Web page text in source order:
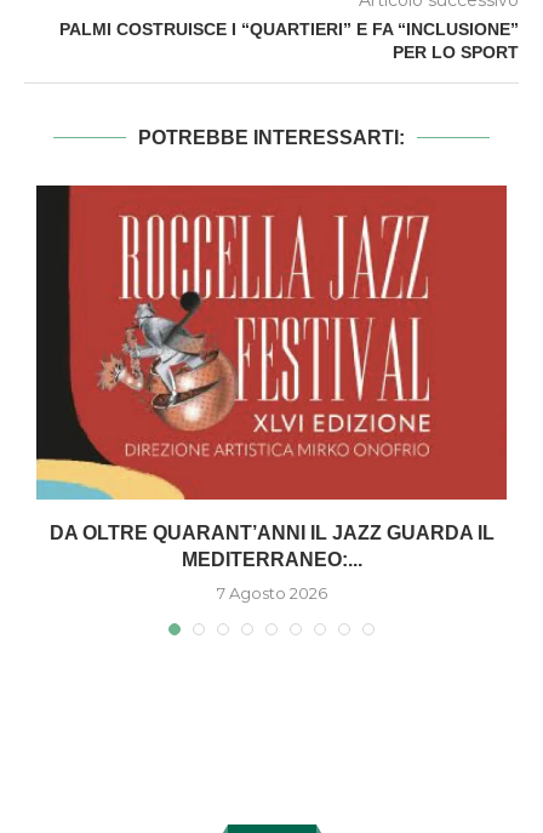
PALMI COSTRUISCE I “QUARTIERI” E FA “INCLUSIONE”
PER LO SPORT
POTREBBE INTERESSARTI:
DA OLTRE QUARANT’ANNI IL JAZZ GUARDA IL
MEDITERRANEO:...
7 Agosto 2026